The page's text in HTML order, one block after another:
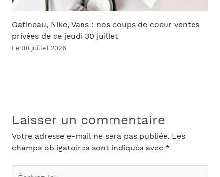
Gatineau, Nike, Vans : nos coups de coeur ventes
privées de ce jeudi 30 juillet
Le 30 juillet 2026
Laisser un commentaire
Votre adresse e-mail ne sera pas publiée. Les
champs obligatoires sont indiqués avec *
Écrivez